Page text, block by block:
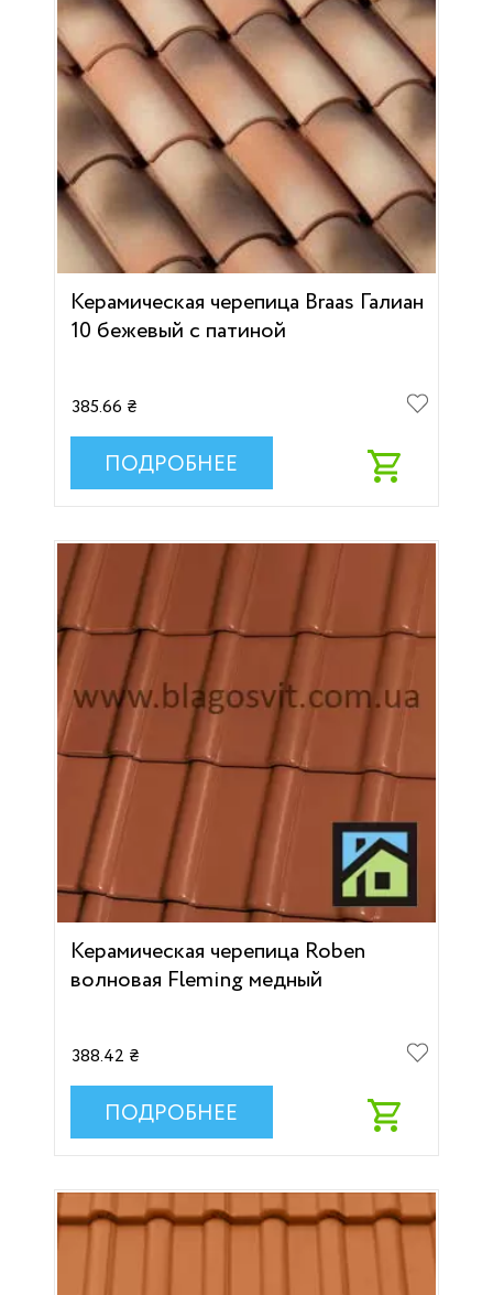
Керамическая черепица Braas Галиан
10 бежевый с патиной
385.66 ₴
ПОДРОБНЕЕ
Керамическая черепица Roben
волновая Fleming медный
388.42 ₴
ПОДРОБНЕЕ